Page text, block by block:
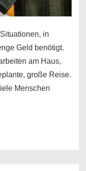
in
Geld benötigt.
am Haus,
große Reise.
Menschen